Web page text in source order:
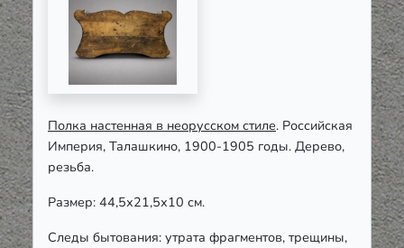
Полка настенная в неорусском стиле. Российская
Империя, Талашкино, 1900-1905 годы. Дерево,
резьба.
Размер: 44,5х21,5х10 см.
Следы бытования: утрата фрагментов, трещины,